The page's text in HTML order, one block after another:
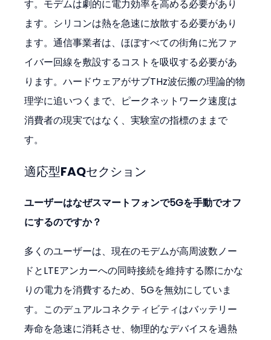
す。モデムは劇的に電力効率を高める必要があり
ます。シリコンは熱を急速に放散する必要があり
ます。通信事業者は、ほぼすべての街角に光ファ
イバー回線を敷設するコストを吸収する必要があ
ります。ハードウェアがサブTHz波伝搬の理論的物
理学に追いつくまで、ピークネットワーク速度は
消費者の現実ではなく、実験室の指標のままで
す。
適応型FAQセクション
ユーザーはなぜスマートフォンで5Gを手動でオフ
にするのですか？
多くのユーザーは、現在のモデムが高周波数ノー
ドとLTEアンカーへの同時接続を維持する際にかな
りの電力を消費するため、5Gを無効にしていま
す。このデュアルコネクティビティはバッテリー
寿命を急速に消耗させ、物理的なデバイスを過熱